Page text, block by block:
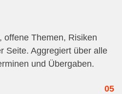
offene Themen, Risiken
Seite. Aggregiert über alle
und Übergaben.
05